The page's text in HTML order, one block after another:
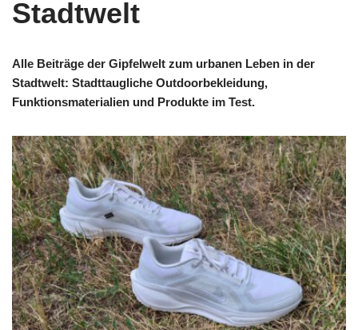
Stadtwelt
Alle Beiträge der Gipfelwelt zum urbanen Leben in der
Stadtwelt: Stadttaugliche Outdoorbekleidung,
Funktionsmaterialien und Produkte im Test.